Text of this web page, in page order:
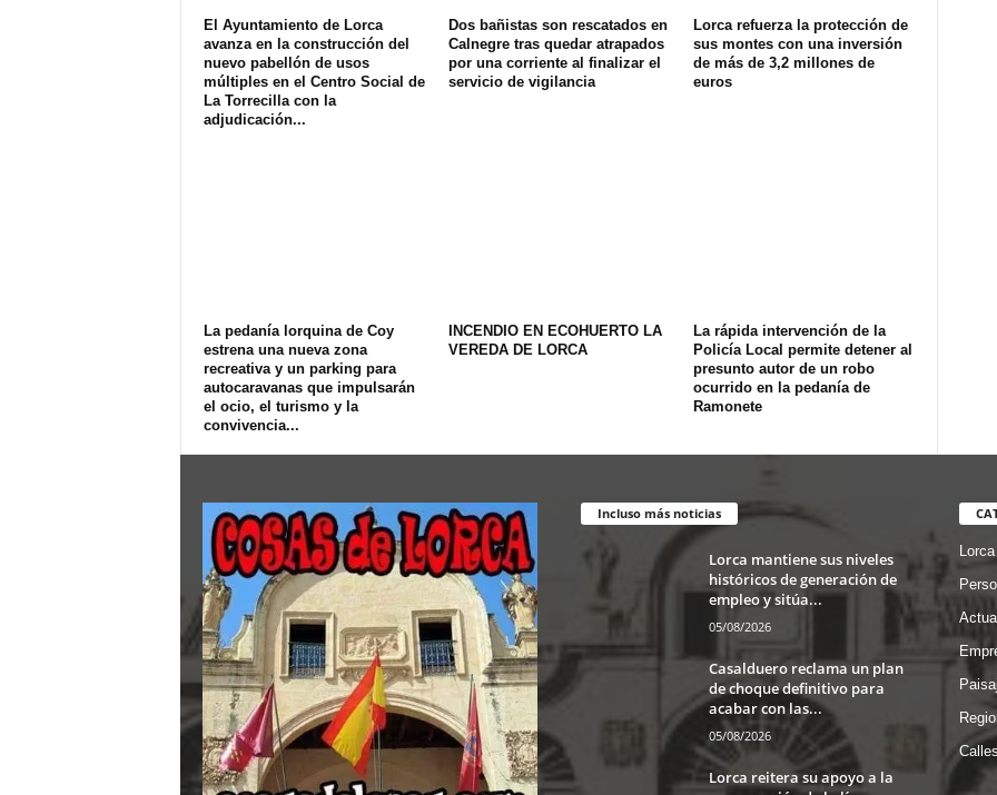
El Ayuntamiento de Lorca
avanza en la construcción del
nuevo pabellón de usos
múltiples en el Centro Social de
La Torrecilla con la
adjudicación...
Dos bañistas son rescatados en
Calnegre tras quedar atrapados
por una corriente al finalizar el
servicio de vigilancia
Lorca refuerza la protección de
sus montes con una inversión
de más de 3,2 millones de
euros
La pedanía lorquina de Coy
estrena una nueva zona
recreativa y un parking para
autocaravanas que impulsarán
el ocio, el turismo y la
convivencia...
INCENDIO EN ECOHUERTO LA
VEREDA DE LORCA
La rápida intervención de la
Policía Local permite detener al
presunto autor de un robo
ocurrido en la pedanía de
Ramonete
Incluso más noticias
Lorca mantiene sus niveles
históricos de generación de
empleo y sitúa...
05/08/2026
Casalduero reclama un plan
de choque definitivo para
acabar con las...
05/08/2026
Lorca reitera su apoyo a la
Lorca